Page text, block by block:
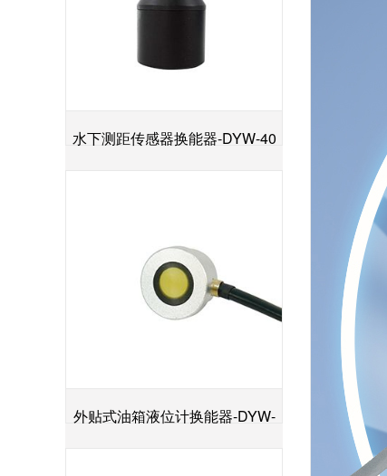
水下测距传感器换能器-DYW-40
外贴式油箱液位计换能器-DYW-